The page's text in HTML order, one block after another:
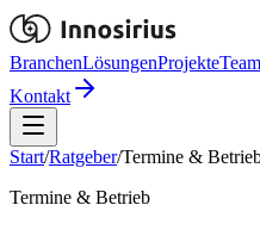
BranchenLösungenProjekteTeam
Kontakt
Start/Ratgeber/Termine &
Termine & Betrieb